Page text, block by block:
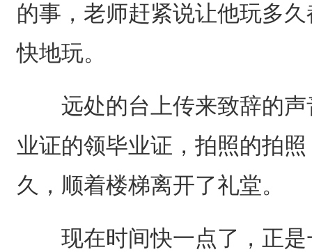
的事，老师赶紧说让他玩多
快地玩。
远处的台上传来致辞的声
业证的领毕业证，拍照的拍
久，顺着楼梯离开了礼堂。
现在时间快一点了，正是